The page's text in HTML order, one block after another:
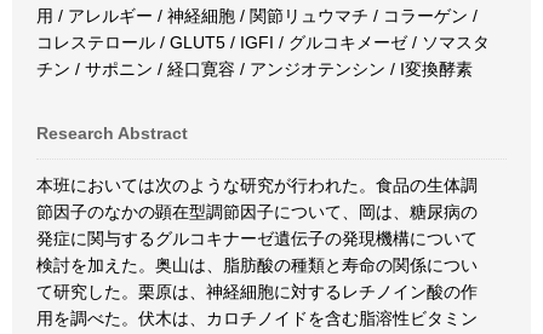
用 / アレルギー / 神経細胞 / 関節リュウマチ / コラーゲン /
コレステロール / GLUT5 / IGFI / グルコキメーゼ / ソマスタ
チン / サポニン / 経口寛容 / アンジオテンシン / I変換酵素
Research Abstract
本班においては次のような研究が行われた。食品の生体調
節因子のなかの顕在型調節因子について、岡は、糖尿病の
発症に関与するグルコキナーゼ遺伝子の発現機構について
検討を加えた。奥山は、脂肪酸の種類と寿命の関係につい
て研究した。栗原は、神経細胞に対するレチノイン酸の作
用を調べた。伏木は、カロチノイドを含む脂溶性ビタミン